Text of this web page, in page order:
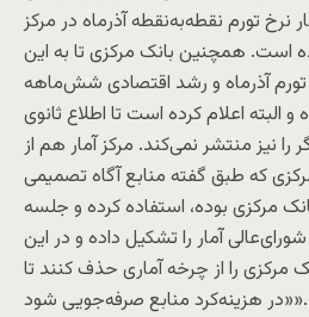
نرخ تورم نقطه‌به‌نقطه آذرماه در مرکز
شده است. همچنین بانک مرکزی تا به این
تورم آذرماه و رشد اقتصادی شش‌ماهه
البته اعلام کرده است تا اطلاع ثانوی
نیز منتشر نمی‌کند. مرکز آمار هم از
که طبق گفته‌ منابع آگاه تصمیمی
مرکزی بوده، استفاده کرده و جلسه
آمار را تشکیل داده و در این
مرکزی را از چرخه آماری حذف کنند تا
«در هزینه‌کرد منابع صرفه‌جویی شود».